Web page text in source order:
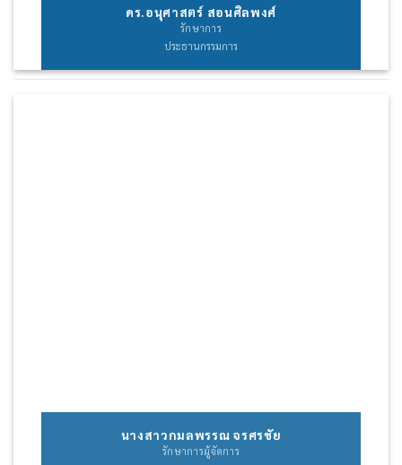
ดร.อนุศาสตร์ สอนศิลพงศ์
รักษาการ
ประธานกรรมการ
นางสาวกมลพรรณ จรศรชัย
รักษาการผู้จัดการ